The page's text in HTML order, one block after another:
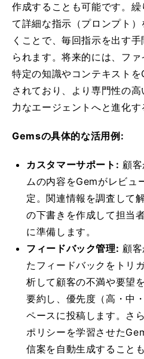
作成することも可能です。
て詳細な指示（プロンプト
くことで、毎回指示を出す
られます。将来的には、フ
特定の知識やコンテキスト
されており、より専門性の
力なエージェントへと進化す
Gemsの具体的な活用例:
カスタマーサポート: 顧
ムの内容をGemがレビュ
定。関連情報を調査して
の下書きを作成して担当
に準備します。
フィードバック管理: 顧
たフィードバックをトリ
析して顧客の不満や要望
要約し、優先度（高・中
ペースに投稿します。さ
ポリシーを学習させた
信案を自動生成すること